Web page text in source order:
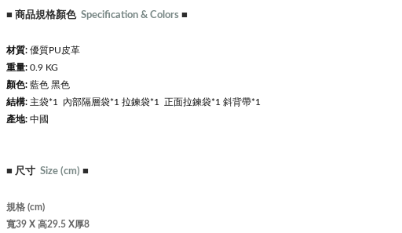
■ 商品規格顏色 Specification & Colors ■
材質: 優質PU皮革
重量: 0.9 KG
顏色: 藍色 黑色
結構: 主袋*1 內部隔層袋*1 拉鍊袋*1 正面拉鍊袋*1 斜背帶*1
產地: 中國
■ 尺寸 Size (cm) ■
規格 (cm)
寬39 X 高29.5 X厚8